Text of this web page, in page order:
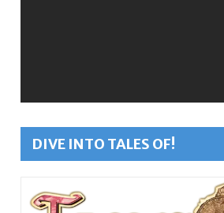
DIVE INTO TALES OF!